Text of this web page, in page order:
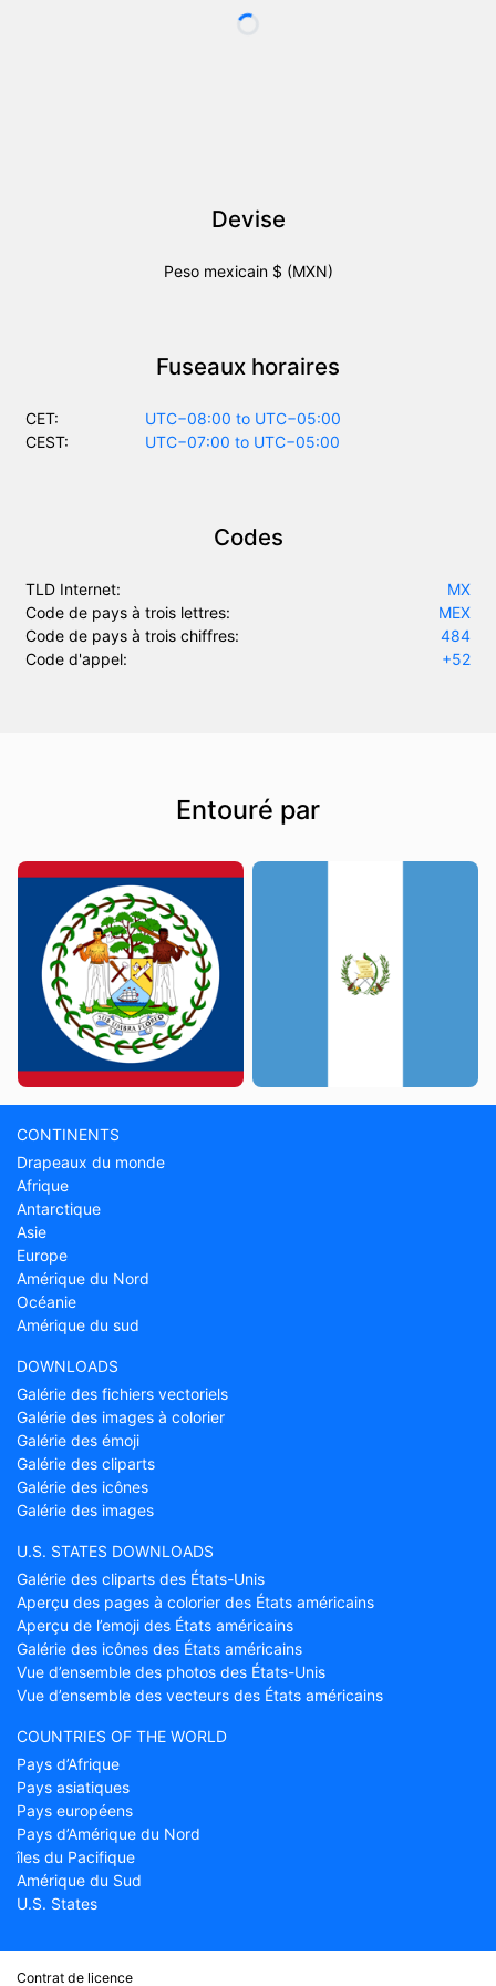
Devise
Peso mexicain $ (MXN)
Fuseaux horaires
CET:
UTC−08:00 to UTC−05:00
CEST:
UTC−07:00 to UTC−05:00
Codes
TLD Internet:
MX
Code de pays à trois lettres:
MEX
Code de pays à trois chiffres:
484
Code d'appel:
+52
Entouré par
CONTINENTS
Drapeaux du monde
Afrique
Antarctique
Asie
Europe
Amérique du Nord
Océanie
Amérique du sud
DOWNLOADS
Galérie des fichiers vectoriels
Galérie des images à colorier
Galérie des émoji
Galérie des cliparts
Galérie des icônes
Galérie des images
U.S. STATES DOWNLOADS
Galérie des cliparts des États-Unis
Aperçu des pages à colorier des États américains
Aperçu de l’emoji des États américains
Galérie des icônes des États américains
Vue d’ensemble des photos des États-Unis
Vue d’ensemble des vecteurs des États américains
COUNTRIES OF THE WORLD
Pays d’Afrique
Pays asiatiques
Pays européens
Pays d’Amérique du Nord
îles du Pacifique
Amérique du Sud
U.S. States
Contrat de licence